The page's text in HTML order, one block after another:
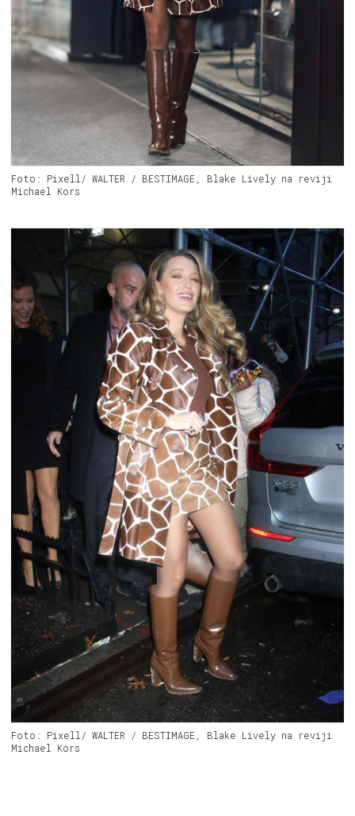
Foto: Pixell/ WALTER / BESTIMAGE, Blake Lively na reviji
Michael Kors
Foto: Pixell/ WALTER / BESTIMAGE, Blake Lively na reviji
Michael Kors